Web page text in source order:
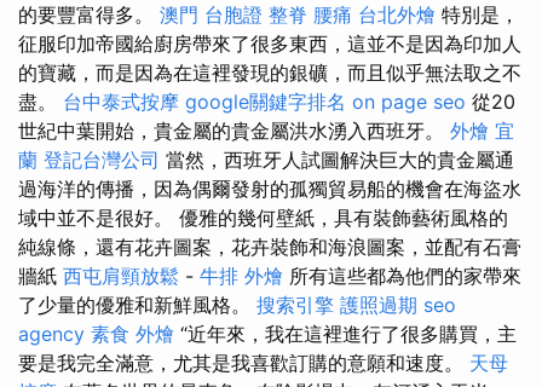
的要豐富得多。 澳門 台胞證 整脊 腰痛 台北外燴 特別是，
征服印加帝國給廚房帶來了很多東西，這並不是因為印加人
的寶藏，而是因為在這裡發現的銀礦，而且似乎無法取之不
盡。 台中泰式按摩 google關鍵字排名 on page seo 從20
世紀中葉開始，貴金屬的貴金屬洪水湧入西班牙。 外燴 宜
蘭 登記台灣公司 當然，西班牙人試圖解決巨大的貴金屬通
過海洋的傳播，因為偶爾發射的孤獨貿易船的機會在海盜水
域中並不是很好。 優雅的幾何壁紙，具有裝飾藝術風格的
純線條，還有花卉圖案，花卉裝飾和海浪圖案，並配有石膏
牆紙 西屯肩頸放鬆 - 牛排 外燴 所有這些都為他們的家帶來
了少量的優雅和新鮮風格。 搜索引擎 護照過期 seo
agency 素食 外燴 “近年來，我在這裡進行了很多購買，主
要是我完全滿意，尤其是我喜歡訂購的意願和速度。 天母